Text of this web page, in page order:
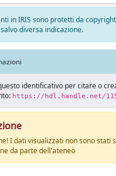
in IRIS sono protetti da
diversa indicazione.
identificativo per citare o
https://hdl.handle.net/
I dati visualizzati non sono stati
da parte dell'ateneo